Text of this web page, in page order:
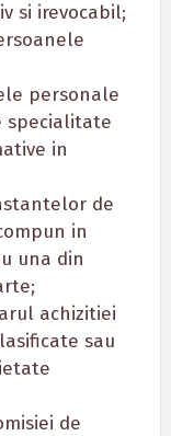
si irevocabil;
personale
specialitate
in
de
in
una din
achizitiei
sau
de